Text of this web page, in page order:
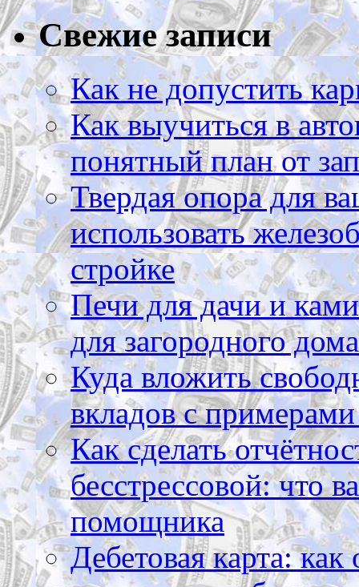
Свежие записи
Как не допустить
Как выучиться в
понятный план от
Твердая опора для
использовать
стройке
Печи для дачи и
для загородного дома
Куда вложить
вкладов с
Как сделать
бесстрессовой: что
помощника
Дебетовая карта: